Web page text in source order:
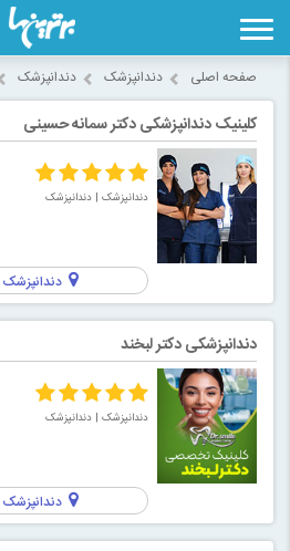
صفحه اصلی دندانپزشک دندانپزشک
کلینیک دندانپزشکی دکتر سمانه حسینی
دندانپزشک | دندانپزشک
دندانپزشک
دندانپزشکی دکتر لبخند
دندانپزشک | دندانپزشک
دندانپزشک